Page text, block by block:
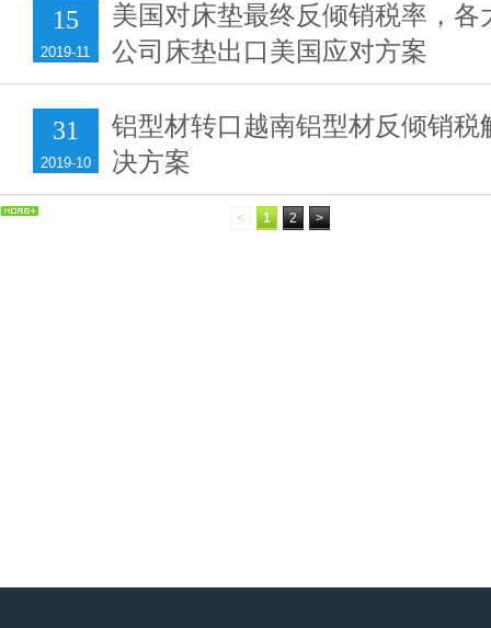
15
2019-11
美国对床垫最终反倾销税率，各
公司床垫出口美国应对方案
31
2019-10
铝型材转口越南铝型材反倾销税
决方案
< 1 2 >